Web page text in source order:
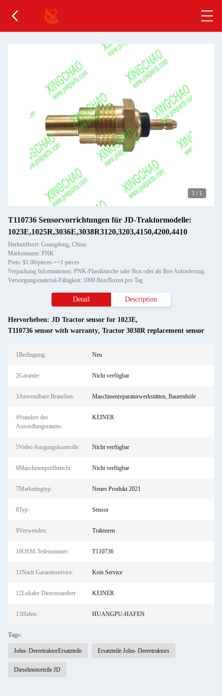
1 / 1
T110736 Sensorvorrichtungen für JD-Traktormodelle:
1023E,1025R,3036E,3038R3120,3203,4150,4200,4410
Herkunftsort: Guangdong, China
Markenname: PNK
Preis: $1.00/pieces >=1 pieces
Verpackung Informationen: PNK-Plastiktasche oder Box oder als Ihre Anforderung.
Versorgungsmaterial-Fähigkeit: 1000 Box/Boxen pro Tag
Detail Description
Hervorheben: JD Tractor sensor for 1023E,
T110736 sensor with warranty, Tractor 3038R replacement sensor
1Bedingung: Neu
2Garantie: Nicht verfügbar
3Anwendbare Branchen: Maschinenreparaturwerkstätten, Bauernhöfe
4Standort des
Ausstellungsraums:
KEINER
5Video Ausgangskontrolle: Nicht verfügbar
6Maschinenprüfbericht: Nicht verfügbar
7Marketingtyp: Neues Produkt 2021
8Typ: Sensor
9Verwenden: Traktoren
10OEM-Teilenummer: T110736
11Nach Garantieservice: Kein Service
12Lokaler Dienststandort: KEINER
13Hafen: HUANGPU-HAFEN
Tags:
John- DeeretraktorErsatzteile Ersatzteile John- Deeretraktors
Dieselmotorteile JD